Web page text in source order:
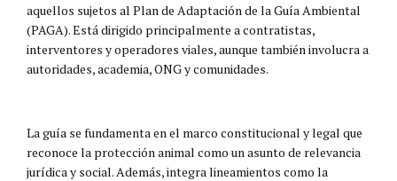
aquellos sujetos al Plan de Adaptación de la Guía Ambiental
(PAGA). Está dirigido principalmente a contratistas,
interventores y operadores viales, aunque también involucra a
autoridades, academia, ONG y comunidades.
La guía se fundamenta en el marco constitucional y legal que
reconoce la protección animal como un asunto de relevancia
jurídica y social. Además, integra lineamientos como la